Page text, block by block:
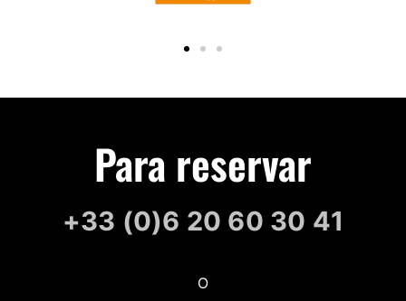
Para reservar
+33 (0)6 20 60 30 41
O